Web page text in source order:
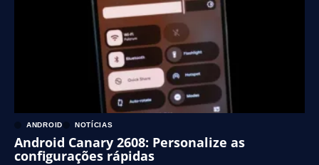
ANDROID NOTÍCIAS
Android Canary 2608: Personalize as
configurações rápidas